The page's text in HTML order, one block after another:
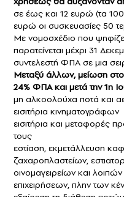
σε έως και 12 ευρώ (τα
ευρώ οι συσκευασίες 50
Με νομοσχέδιο που
παρατείνεται μέχρι 31
συντελεστή ΦΠΑ σε μια
Μεταξύ άλλων, μείωση στο
24% ΦΠΑ και μετά την 1η
μη αλκοολούχα ποτά και
εισιτήρια κινηματογράφων
εισιτήρια και
τους
εστίαση, εκμετάλλευση
ζαχαροπλαστείων,
οινομαγειρείων και
επιχειρήσεων, πλην των